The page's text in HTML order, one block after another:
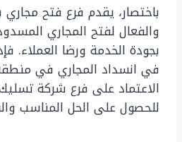
باختصار، يقدم فرع فتح مجاري
والفعال لفتح المجاري
بجودة الخدمة ورضا العملاء.
في انسداد المجاري في
الاعتماد على فرع شركة
للحصول على الحل المناسب